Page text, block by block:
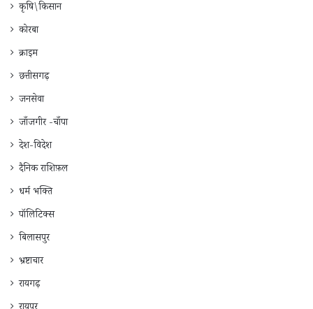
कृषि\किसान
कोरबा
क्राइम
छत्तीसगढ़
जनसेवा
जाँजगीर -चाँपा
देश-विदेश
दैनिक राशिफ़ल
धर्म भक्ति
पॉलिटिक्स
बिलासपुर
भ्रष्टाचार
रायगढ़